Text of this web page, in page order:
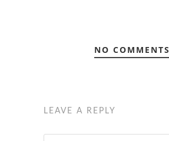
NO COMMENTS
LEAVE A REPLY